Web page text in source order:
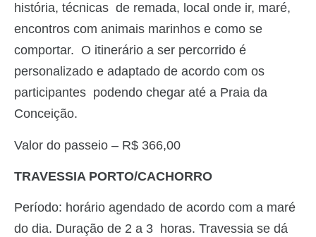
história, técnicas de remada, local onde ir, maré,
encontros com animais marinhos e como se
comportar. O itinerário a ser percorrido é
personalizado e adaptado de acordo com os
participantes podendo chegar até a Praia da
Conceição.
Valor do passeio – R$ 366,00
TRAVESSIA PORTO/CACHORRO
Período: horário agendado de acordo com a maré
do dia. Duração de 2 a 3 horas. Travessia se dá